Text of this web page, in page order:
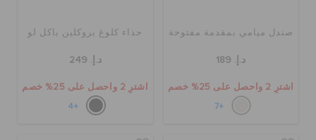
صندل ميامي بمقدمة مفتوحة
د.إ. 189
اشترِ 2 واحصل على 25% خصم
+7
حذاء كلوغ بروكلين باكل لو
د.إ. 249
اشترِ 2 واحصل على 25% خصم
+4